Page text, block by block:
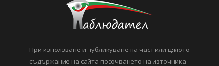
При използване и публикуване на част или цялото
съдържание на сайта посочването на източника -